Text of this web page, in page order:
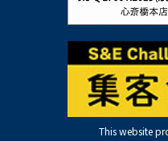
This website